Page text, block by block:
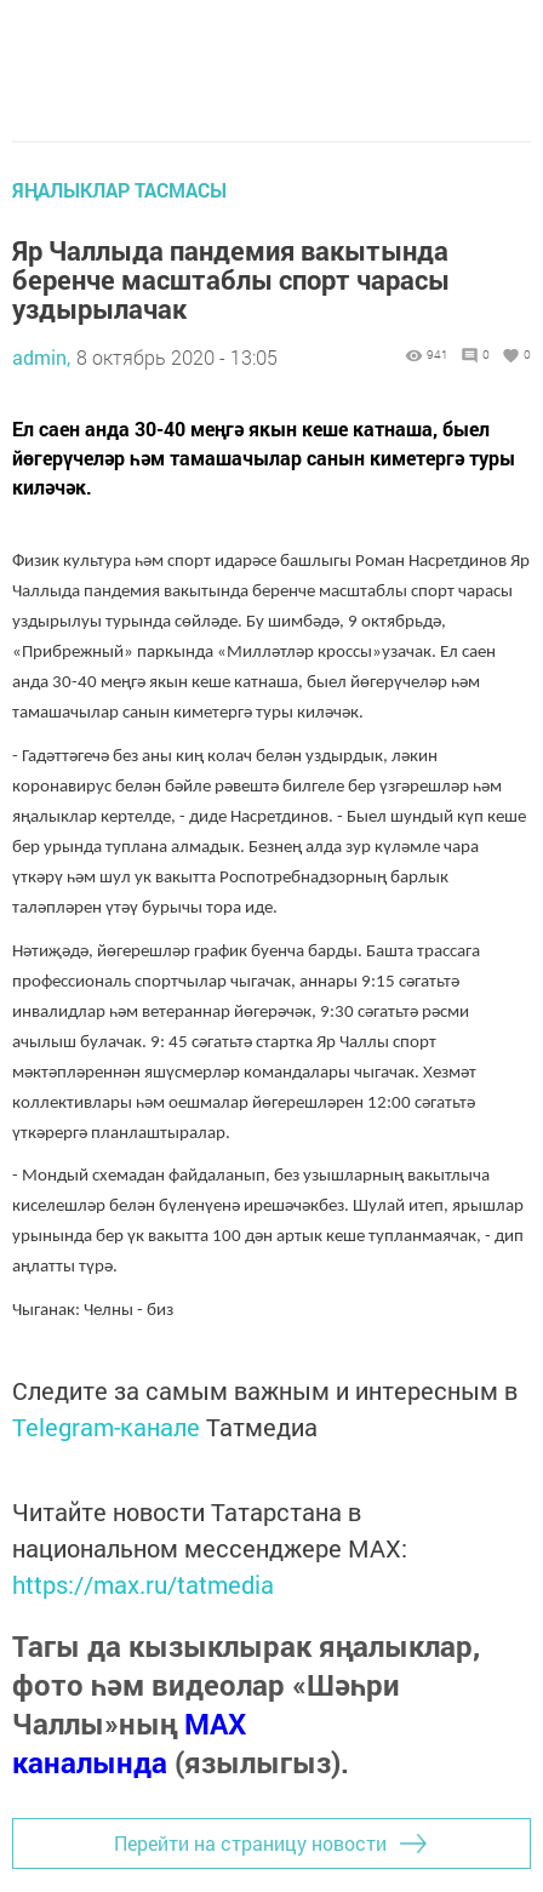
ЯҢАЛЫКЛАР ТАСМАСЫ
Яр Чаллыда пандемия вакытында
беренче масштаблы спорт чарасы
уздырылачак
admin, 8 октябрь 2020 - 13:05 941 0 0
Ел саен анда 30-40 меңгә якын кеше катнаша, быел
йөгерүчеләр һәм тамашачылар санын киметергә туры
киләчәк.
Физик культура һәм спорт идарәсе башлыгы Роман Насретдинов Яр
Чаллыда пандемия вакытында беренче масштаблы спорт чарасы
уздырылуы турында сөйләде. Бу шимбәдә, 9 октябрьдә,
«Прибрежный» паркында «Милләтләр кроссы»узачак. Ел саен
анда 30-40 меңгә якын кеше катнаша, быел йөгерүчеләр һәм
тамашачылар санын киметергә туры киләчәк.
- Гадәттәгечә без аны киң колач белән уздырдык, ләкин
коронавирус белән бәйле рәвештә билгеле бер үзгәрешләр һәм
яңалыклар кертелде, - диде Насретдинов. - Быел шундый күп кеше
бер урында туплана алмадык. Безнең алда зур күләмле чара
үткәрү һәм шул ук вакытта Роспотребнадзорның барлык
таләпләрен үтәү бурычы тора иде.
Нәтиҗәдә, йөгерешләр график буенча барды. Башта трассага
профессиональ спортчылар чыгачак, аннары 9:15 сәгатьтә
инвалидлар һәм ветераннар йөгерәчәк, 9:30 сәгатьтә рәсми
ачылыш булачак. 9: 45 сәгатьтә стартка Яр Чаллы спорт
мәктәпләреннән яшүсмерләр командалары чыгачак. Хезмәт
коллективлары һәм оешмалар йөгерешләрен 12:00 сәгатьтә
үткәрергә планлаштыралар.
- Мондый схемадан файдаланып, без узышларның вакытлыча
киселешләр белән бүленүенә ирешәчәкбез. Шулай итеп, ярышлар
урынында бер үк вакытта 100 дән артык кеше тупланмаячак, - дип
аңлатты түрә.
Чыганак: Челны - биз
Следите за самым важным и интересным в
Telegram-канале Татмедиа
Читайте новости Татарстана в
национальном мессенджере MАХ:
https://max.ru/tatmedia
Тагы да кызыклырак яңалыклар,
фото һәм видеолар «Шәһри
Чаллы»ныңMAX
каналында (язылыгыз).
Перейти на страницу новости